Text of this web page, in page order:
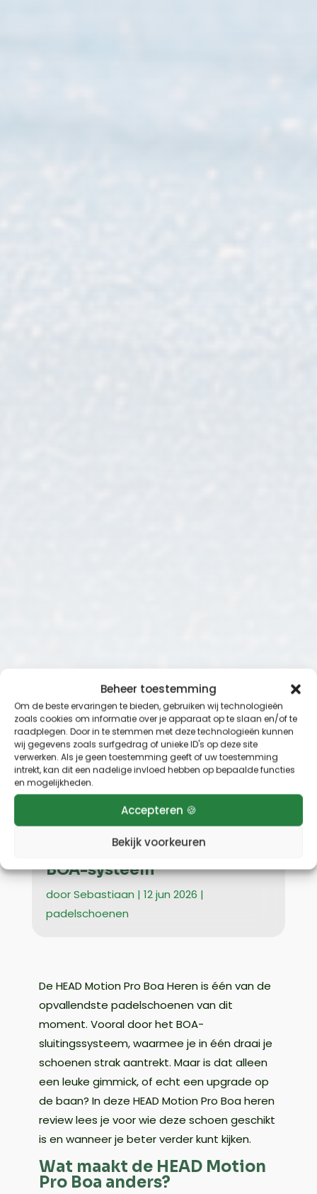
Beheer toestemming
Om de beste ervaringen te bieden, gebruiken wij technologieën
zoals cookies om informatie over je apparaat op te slaan en/of te
raadplegen. Door in te stemmen met deze technologieën kunnen
wij gegevens zoals surfgedrag of unieke ID's op deze site
verwerken. Als je geen toestemming geeft of uw toestemming
intrekt, kan dit een nadelige invloed hebben op bepaalde functies
en mogelijkheden.
Accepteren 🍪
Bekijk voorkeuren
Home»Uncategorized»HEAD Motion Pro
BOA review: padelschoen met BOA-
HEAD Motion Pro BOA
review: padelschoen met
BOA-systeem
doorSebastiaan | 12 jun 2026 |
padelschoenen
De HEAD Motion Pro Boa Heren is één van de
opvallendste padelschoenen van dit
moment. Vooral door het BOA-
sluitingssysteem, waarmee je in één draai je
schoenen strak aantrekt. Maar is dat alleen
een leuke gimmick, of echt een upgrade op
de baan? In deze HEAD Motion Pro Boa heren
review lees je voor wie deze schoen geschikt
is en wanneer je beter verder kunt kijken.
Wat maakt de HEAD Motion
Pro Boa anders?